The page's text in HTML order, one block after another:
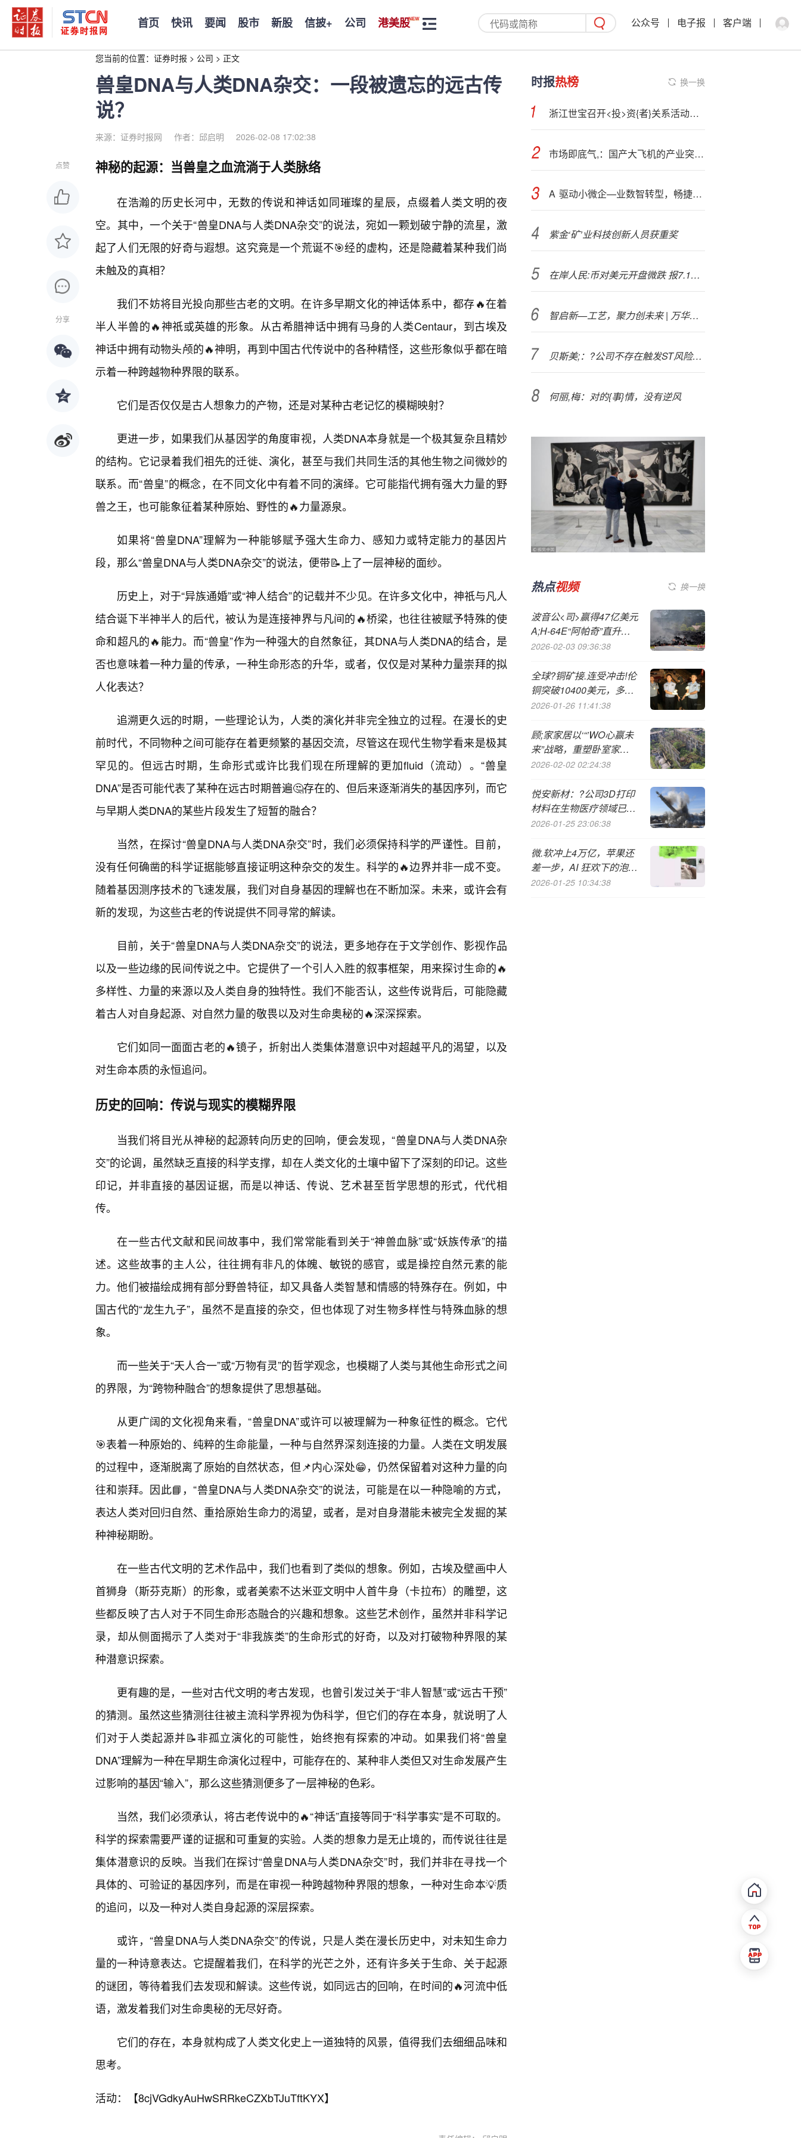
首页 快讯 要闻 股市 新股 信披+ 公司 港美股 公众号 电子报 客户端
您当前的位置： 证券时报 > 公司 > 正文
兽皇DNA与人类DNA杂交：一段被遗忘的远古传
说？
来源：证券时报网 作者：邱启明 2026-02-08 17:02:38
点赞
分享
神秘的起源：当兽皇之血流淌于人类脉络
在浩瀚的历史长河中，无数的传说和神话如同璀璨的星辰，点缀着人类文明的夜
空。其中，一个关于“兽皇DNA与人类DNA杂交”的说法，宛如一颗划破宁静的流星，激
起了人们无限的好奇与遐想。这究竟是一个荒诞不🎯经的虚构，还是隐藏着某种我们尚
未触及的真相？
我们不妨将目光投向那些古老的文明。在许多早期文化的神话体系中，都存🔥在着
半人半兽的🔥神祇或英雄的形象。从古希腊神话中拥有马身的人类Centaur，到古埃及
神话中拥有动物头颅的🔥神明，再到中国古代传说中的各种精怪，这些形象似乎都在暗
示着一种跨越物种界限的联系。
它们是否仅仅是古人想象力的产物，还是对某种古老记忆的模糊映射？
更进一步，如果我们从基因学的角度审视，人类DNA本身就是一个极其复杂且精妙
的结构。它记录着我们祖先的迁徙、演化，甚至与我们共同生活的其他生物之间微妙的
联系。而“兽皇”的概念，在不同文化中有着不同的演绎。它可能指代拥有强大力量的野
兽之王，也可能象征着某种原始、野性的🔥力量源泉。
如果将“兽皇DNA”理解为一种能够赋予强大生命力、感知力或特定能力的基因片
段，那么“兽皇DNA与人类DNA杂交”的说法，便带📝上了一层神秘的面纱。
历史上，对于“异族通婚”或“神人结合”的记载并不少见。在许多文化中，神祇与凡人
结合诞下半神半人的后代，被认为是连接神界与凡间的🔥桥梁，也往往被赋予特殊的使
命和超凡的🔥能力。而“兽皇”作为一种强大的自然象征，其DNA与人类DNA的结合，是
否也意味着一种力量的传承，一种生命形态的升华，或者，仅仅是对某种力量崇拜的拟
人化表达？
追溯更久远的时期，一些理论认为，人类的演化并非完全独立的过程。在漫长的史
前时代，不同物种之间可能存在着更频繁的基因交流，尽管这在现代生物学看来是极其
罕见的。但远古时期，生命形式或许比我们现在所理解的更加fluid（流动）。“兽皇
DNA”是否可能代表了某种在远古时期普遍🤔存在的、但后来逐渐消失的基因序列，而它
与早期人类DNA的某些片段发生了短暂的融合？
当然，在探讨“兽皇DNA与人类DNA杂交”时，我们必须保持科学的严谨性。目前，
没有任何确凿的科学证据能够直接证明这种杂交的发生。科学的🔥边界并非一成不变。
随着基因测序技术的飞速发展，我们对自身基因的理解也在不断加深。未来，或许会有
新的发现，为这些古老的传说提供不同寻常的解读。
目前，关于“兽皇DNA与人类DNA杂交”的说法，更多地存在于文学创作、影视作品
以及一些边缘的民间传说之中。它提供了一个引人入胜的叙事框架，用来探讨生命的🔥
多样性、力量的来源以及人类自身的独特性。我们不能否认，这些传说背后，可能隐藏
着古人对自身起源、对自然力量的敬畏以及对生命奥秘的🔥深深探索。
它们如同一面面古老的🔥镜子，折射出人类集体潜意识中对超越平凡的渴望，以及
对生命本质的永恒追问。
历史的回响：传说与现实的模糊界限
当我们将目光从神秘的起源转向历史的回响，便会发现，“兽皇DNA与人类DNA杂
交”的论调，虽然缺乏直接的科学支撑，却在人类文化的土壤中留下了深刻的印记。这些
印记，并非直接的基因证据，而是以神话、传说、艺术甚至哲学思想的形式，代代相
传。
在一些古代文献和民间故事中，我们常常能看到关于“神兽血脉”或“妖族传承”的描
述。这些故事的主人公，往往拥有非凡的体魄、敏锐的感官，或是操控自然元素的能
力。他们被描绘成拥有部分野兽特征，却又具备人类智慧和情感的特殊存在。例如，中
国古代的“龙生九子”，虽然不是直接的杂交，但也体现了对生物多样性与特殊血脉的想
象。
而一些关于“天人合一”或“万物有灵”的哲学观念，也模糊了人类与其他生命形式之间
的界限，为“跨物种融合”的想象提供了思想基础。
从更广阔的文化视角来看，“兽皇DNA”或许可以被理解为一种象征性的概念。它代
🎯表着一种原始的、纯粹的生命能量，一种与自然界深刻连接的力量。人类在文明发展
的过程中，逐渐脱离了原始的自然状态，但📌内心深处😁，仍然保留着对这种力量的向
往和崇拜。因此📘，“兽皇DNA与人类DNA杂交”的说法，可能是在以一种隐喻的方式，
表达人类对回归自然、重拾原始生命力的渴望，或者，是对自身潜能未被完全发掘的某
种神秘期盼。
在一些古代文明的艺术作品中，我们也看到了类似的想象。例如，古埃及壁画中人
首狮身（斯芬克斯）的形象，或者美索不达米亚文明中人首牛身（卡拉布）的雕塑，这
些都反映了古人对于不同生命形态融合的兴趣和想象。这些艺术创作，虽然并非科学记
录，却从侧面揭示了人类对于“非我族类”的生命形式的好奇，以及对打破物种界限的某
种潜意识探索。
更有趣的是，一些对古代文明的考古发现，也曾引发过关于“非人智慧”或“远古干预”
的猜测。虽然这些猜测往往被主流科学界视为伪科学，但它们的存在本身，就说明了人
们对于人类起源并📝非孤立演化的可能性，始终抱有探索的冲动。如果我们将“兽皇
DNA”理解为一种在早期生命演化过程中，可能存在的、某种非人类但又对生命发展产生
过影响的基因“输入”，那么这些猜测便多了一层神秘的色彩。
当然，我们必须承认，将古老传说中的🔥“神话”直接等同于“科学事实”是不可取的。
科学的探索需要严谨的证据和可重复的实验。人类的想象力是无止境的，而传说往往是
集体潜意识的反映。当我们在探讨“兽皇DNA与人类DNA杂交”时，我们并非在寻找一个
具体的、可验证的基因序列，而是在审视一种跨越物种界限的想象，一种对生命本💡质
的追问，以及一种对人类自身起源的深层探索。
或许，“兽皇DNA与人类DNA杂交”的传说，只是人类在漫长历史中，对未知生命力
量的一种诗意表达。它提醒着我们，在科学的光芒之外，还有许多关于生命、关于起源
的谜团，等待着我们去发现和解读。这些传说，如同远古的回响，在时间的🔥河流中低
语，激发着我们对生命奥秘的无尽好奇。
它们的存在，本身就构成了人类文化史上一道独特的风景，值得我们去细细品味和
思考。
活动：【8cjVGdkyAuHwSRRkeCZXbTJuTftKYX】
时报热榜 换一换
浙江世宝召开<投>资{者}关系活动：讨论毛利率下降及降本措施
市场即底气,：国产大飞机的产业突围与广阔空间
A 驱动小微企—业数智转型，畅捷通斩获数智创新与AI应用双项大奖！
紫金‘矿’业科技创新人员获重奖
在岸人民:币对美元开盘微跌 报7.1098
智启新—工艺，聚力创未来 | 万华化学-ENGEL-海泰科三方签署战略合作协议
贝斯美;：?公司不存在触发ST风险警示的情形
何丽,梅：对的{事}情，没有逆风
热点视频 换一换
波音公<司>赢得47亿美元
A;H-64E“阿帕奇”直升机
对外军售合同
2026-02-03 09:36:38
全球?铜矿接.连受冲击!伦
铜突破10400美元，多家
投行上调目标价
2026-01-26 11:41:38
顾;家家居以‘“’WO心赢未
来”战略，重塑卧室家居
竞争新范式
2026-02-02 02:24:38
悦安新材：?公司3D打印
材料在生物医疗领域已实
现量产
2026-01-25 23:06:38
微.软冲上4万亿，苹果还
差一步，AI 狂欢下的泡沫
隐忧
2026-01-25 10:34:38